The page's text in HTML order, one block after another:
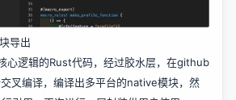
导出
心逻辑的Rust代码，经过胶水层，在github
叉编译，编译出多平台的native模块，然